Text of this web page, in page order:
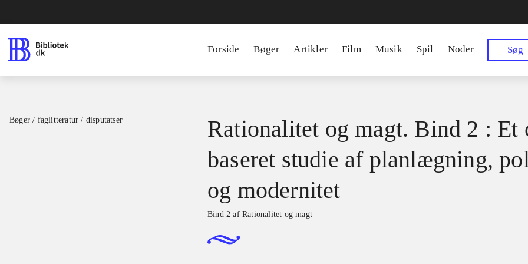
Forside Bøger Artikler Film Musik Spil Noder Søg
Bøger / faglitteratur / disputatser
Rationalitet og magt. Bind 2 : Et
baseret studie af planlægning,
og modernitet
Bind 2 afRationalitet og magt